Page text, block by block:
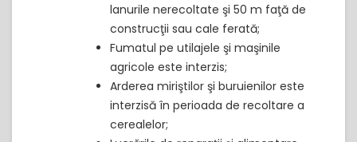
lanurile nerecoltate şi 50 m faţă de
construcţii sau cale ferată;
Fumatul pe utilajele şi maşinile
agricole este interzis;
Arderea miriştilor şi buruienilor este
interzisă în perioada de recoltare a
cerealelor;